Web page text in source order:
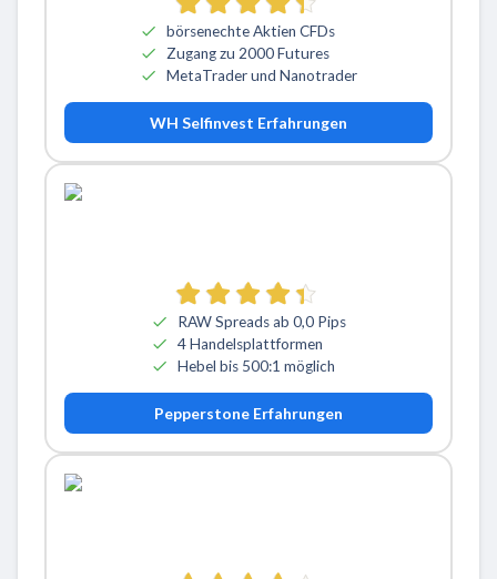
börsenechte Aktien CFDs
Zugang zu 2000 Futures
MetaTrader und Nanotrader
WH Selfinvest Erfahrungen
RAW Spreads ab 0,0 Pips
4 Handelsplattformen
Hebel bis 500:1 möglich
Pepperstone Erfahrungen